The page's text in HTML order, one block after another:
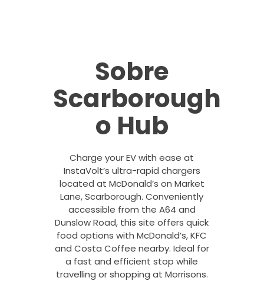
Sobre
Scarborough
o Hub
Charge your EV with ease at
InstaVolt’s ultra-rapid chargers
located at McDonald’s on Market
Lane, Scarborough. Conveniently
accessible from the A64 and
Dunslow Road, this site offers quick
food options with McDonald’s, KFC
and Costa Coffee nearby. Ideal for
a fast and efficient stop while
travelling or shopping at Morrisons.